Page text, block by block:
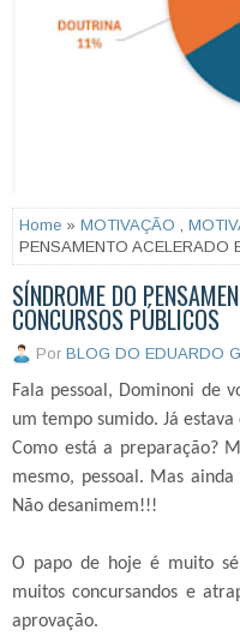
Home » MOTIVAÇÃO
PENSAMENTO ACELERADO
SÍNDROME DO
CONCURSOS PÚBLICOS
Por BLOG DO EDUARDO
Fala pessoal, Dominoni de
um tempo sumido. Já estava
Como está a preparação?
mesmo, pessoal. Mas
Não desanimem!!!
O papo de hoje é muito
muitos concursandos e
aprovação.